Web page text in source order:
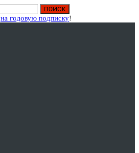
на годовую подписку!